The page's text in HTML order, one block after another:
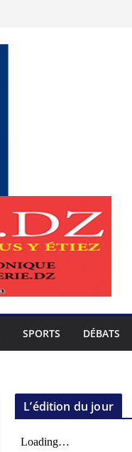
SPORTS DÉBATS
L’édition du jour